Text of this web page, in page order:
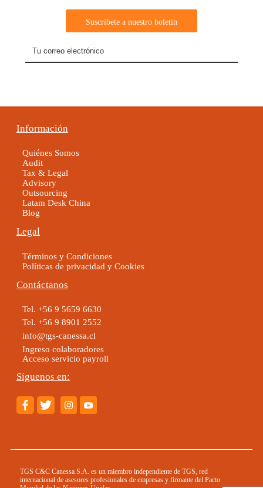
Información
Quiénes Somos
Audit
Tax & Legal
Advisory
Outsourcing
Latam Desk China
Blog
Legal
Términos y Condiciones
Políticas de privacidad y Cookies
Contáctanos
Tel. +56 9 5659 6630
Tel. +56 9 8901 2552
info@tgs-canessa.cl
Ingreso colaboradores
Acceso servicio payroll
Síguenos en:
TGS C&C Canessa S.A. es un miembro independiente de TGS, red
internacional de asesores profesionales de empresas y firmante del Pacto